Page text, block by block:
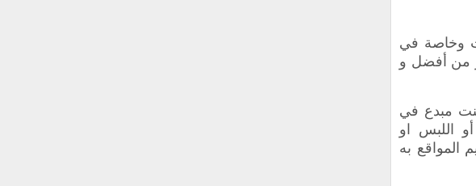
وخاصة في
من أفضل و
مبدع في
اللبس او
به